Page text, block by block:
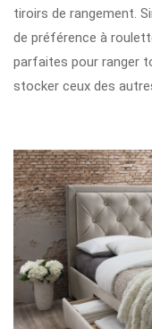
tiroirs de rangement.
de préférence à
parfaites pour ranger
stocker ceux des